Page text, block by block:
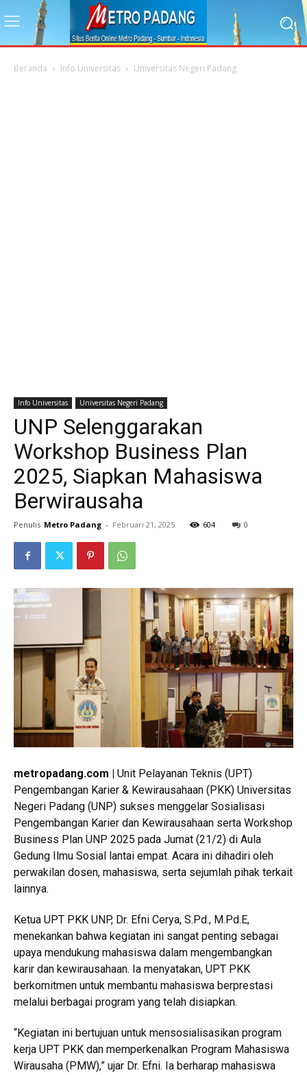
Beranda Info Universitas Universitas Negeri Padang
Info Universitas Universitas Negeri Padang
UNP Selenggarakan
Workshop Business Plan
2025, Siapkan Mahasiswa
Berwirausaha
Penulis Metro Padang - Februari 21, 2025 604 0
metropadang.com |
Unit Pelayanan Teknis (UPT)
Pengembangan Karier & Kewirausahaan (PKK) Universitas
Negeri Padang (UNP) sukses menggelar Sosialisasi
Pengembangan Karier dan Kewirausahaan serta Workshop
Business Plan UNP 2025 pada Jumat (21/2) di Aula
Gedung Ilmu Sosial lantai empat. Acara ini dihadiri oleh
perwakilan dosen, mahasiswa, serta sejumlah pihak terkait
lainnya.
Ketua UPT PKK UNP, Dr. Efni Cerya, S.Pd., M.Pd.E,
menekankan bahwa kegiatan ini sangat penting sebagai
upaya mendukung mahasiswa dalam mengembangkan
karir dan kewirausahaan. Ia menyatakan, UPT PKK
berkomitmen untuk membantu mahasiswa berprestasi
melalui berbagai program yang telah disiapkan.
“Kegiatan ini bertujuan untuk mensosialisasikan program
kerja UPT PKK dan memperkenalkan Program Mahasiswa
Wirausaha (PMW),” ujar Dr. Efni. Ia berharap mahasiswa